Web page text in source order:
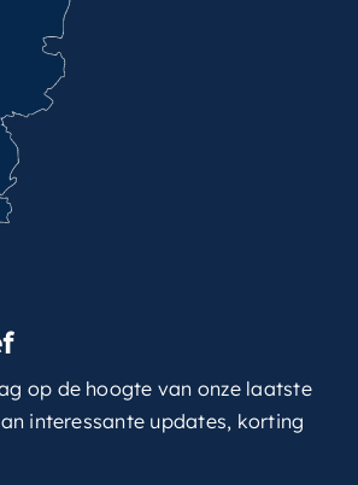
op de hoogte van onze laatste
interessante updates, korting